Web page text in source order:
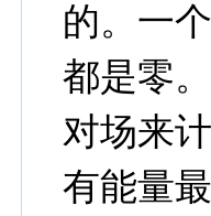
的。一
都是零
对场来
有能量